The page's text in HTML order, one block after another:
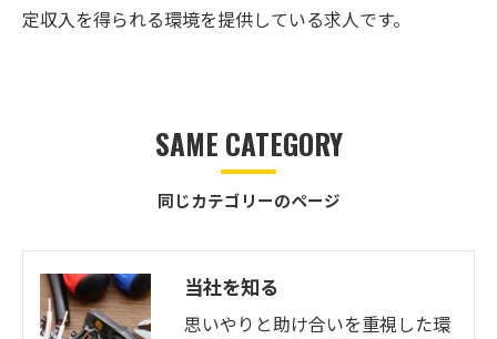
定収入を得られる環境を提供している求人です。
同じカテゴリーのページ
SAME CATEGORY
当社を知る
思いやりと助け合いを重視した環